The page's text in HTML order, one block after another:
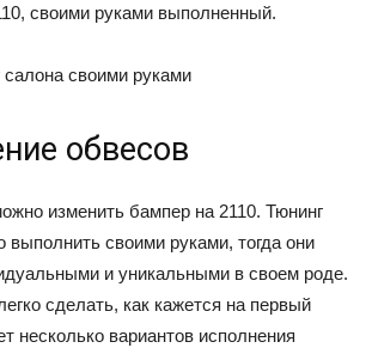
своими руками выполненный.
обвесов
изменить бампер на 2110. Тюнинг
выполнить своими руками, тогда они
и уникальными в своем роде.
сделать, как кажется на первый
несколько вариантов исполнения